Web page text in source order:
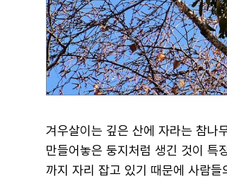
겨우살이는 깊은 산에 자라는 참나
만들어놓은 둥지처럼 생긴 것이 특
까지 자리 잡고 있기 때문에 사람